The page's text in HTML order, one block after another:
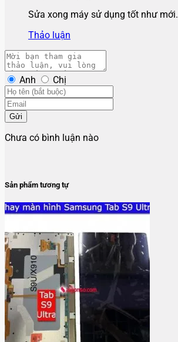
Sửa xong máy sử dụng tốt như mới.
Thảo luận
Anh Chị
Gửi
Chưa có bình luận nào
Sản phẩm tương tự